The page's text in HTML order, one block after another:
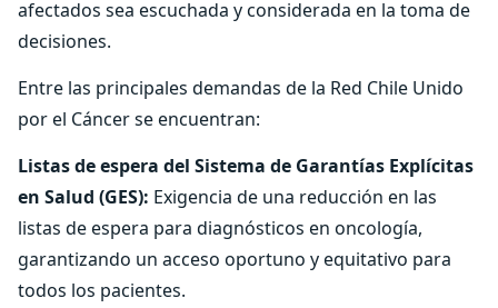
afectados sea escuchada y considerada en la toma de
decisiones.
Entre las principales demandas de la Red Chile Unido
por el Cáncer se encuentran:
Listas de espera del Sistema de Garantías Explícitas
en Salud (GES): Exigencia de una reducción en las
listas de espera para diagnósticos en oncología,
garantizando un acceso oportuno y equitativo para
todos los pacientes.